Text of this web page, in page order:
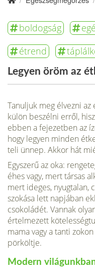
boldogság
étrend
Legyen öröm az
Tanuljuk meg élvezni
külön beszélni erről,
ebben a fejezetben az
hogy legyen minden
teli ünnep. Akkor hát
Egyszerű az oka:
éhes vagy, mert társas
mert ideges, nyugtalan,
szokása lett napjában
csokoládét. Vannak
értelmezett
mama vagy a tanti
pörköltje.
Modern